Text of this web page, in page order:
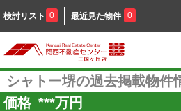
検討リスト 0 最近見た物件 0
シャトー堺の過去掲載物件
価格 ***万円